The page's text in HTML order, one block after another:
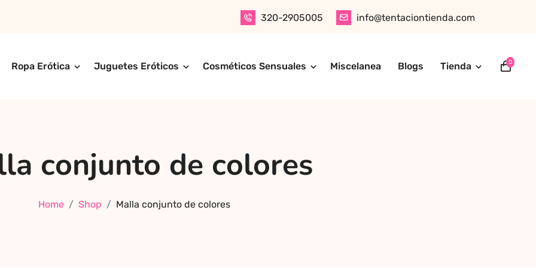
320-2905005 info@tentaciontienda.com
Ropa Erótica Juguetes Eróticos Cosméticos Sensuales Miscelanea Blogs Tienda 0
conjunto de colores
Home Shop Malla conjunto de colores